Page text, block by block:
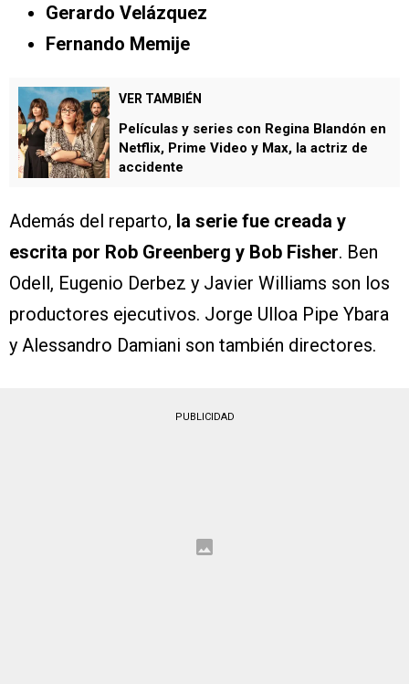
Gerardo Velázquez
Fernando Memije
VER TAMBIÉN
Películas y series con Regina Blandón en
Netflix, Prime Video y Max, la actriz de
accidente
Además del reparto, la serie fue creada y
escrita por Rob Greenberg y Bob Fisher. Ben
Odell, Eugenio Derbez y Javier Williams son los
productores ejecutivos. Jorge Ulloa Pipe Ybara
y Alessandro Damiani son también directores.
PUBLICIDAD